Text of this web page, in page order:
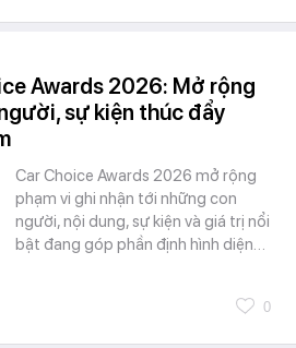
Awards 2026: Mở rộng
sự kiện thúc đẩy
Car Choice Awards 2026 mở rộng
phạm vi ghi nhận tới những con
người, nội dung, sự kiện và giá trị nổi
bật đang góp phần định hình diện…
0